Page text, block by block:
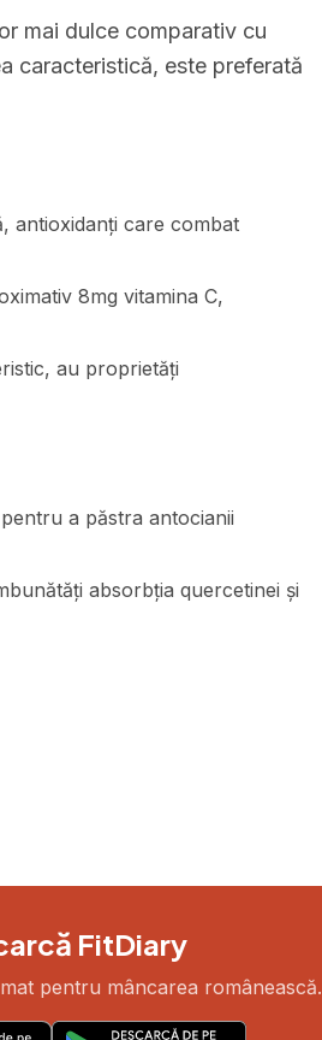
mai dulce comparativ cu
caracteristică, este preferată
antioxidanți care combat
8mg vitamina C,
au proprietăți
a păstra antocianii
absorbția quercetinei și
FitDiary
pentru mâncarea românească.